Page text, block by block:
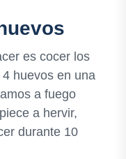
es cocer los
huevos en una
a fuego
a hervir,
durante 10